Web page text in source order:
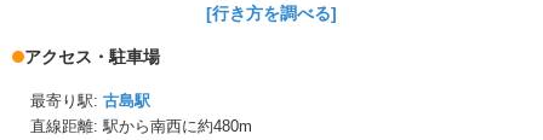
[行き方を調べる]
アクセス・駐車場
最寄り駅: 古島駅
直線距離: 駅から南西に約480m